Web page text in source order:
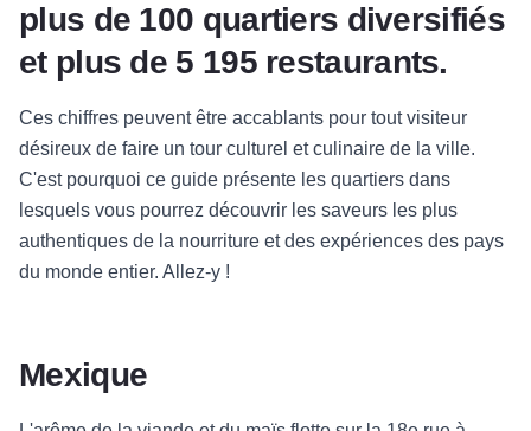
plus de 100 quartiers diversifiés
et plus de 5 195 restaurants.
Ces chiffres peuvent être accablants pour tout visiteur
désireux de faire un tour culturel et culinaire de la ville.
C'est pourquoi ce guide présente les quartiers dans
lesquels vous pourrez découvrir les saveurs les plus
authentiques de la nourriture et des expériences des pays
du monde entier. Allez-y !
Mexique